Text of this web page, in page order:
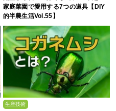
家庭菜園で愛用する7つの道具【DIY
的半農生活Vol.55】
生産技術